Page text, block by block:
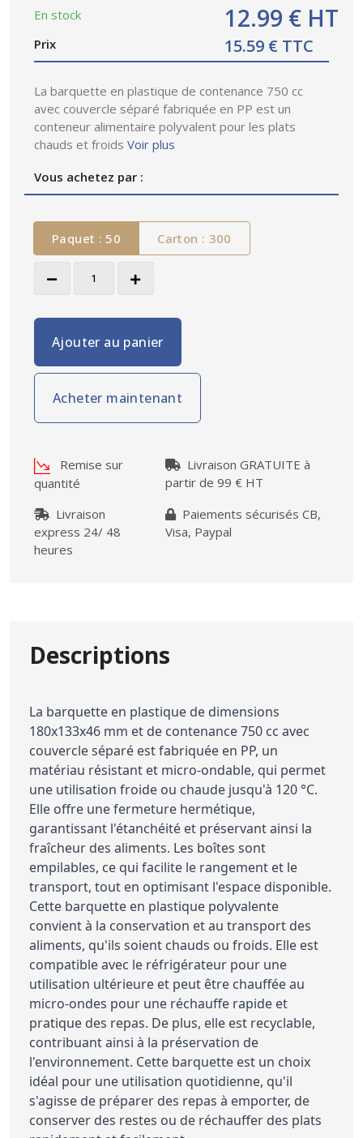
En stock
Prix
12.99 € HT
15.59 € TTC
La barquette en plastique de contenance 750 cc
avec couvercle séparé fabriquée en PP est un
conteneur alimentaire polyvalent pour les plats
chauds et froids Voir plus
Vous achetez par :
Paquet : 50 Carton : 300
Ajouter au panier
Acheter maintenant
Remise sur
quantité
Livraison GRATUITE à
partir de 99 € HT
Livraison
express 24/ 48
heures
Paiements sécurisés CB,
Visa, Paypal
Descriptions
La barquette en plastique de dimensions
180x133x46 mm et de contenance 750 cc avec
couvercle séparé est fabriquée en PP, un
matériau résistant et micro-ondable, qui permet
une utilisation froide ou chaude jusqu'à 120 °C.
Elle offre une fermeture hermétique,
garantissant l'étanchéité et préservant ainsi la
fraîcheur des aliments. Les boîtes sont
empilables, ce qui facilite le rangement et le
transport, tout en optimisant l'espace disponible.
Cette barquette en plastique polyvalente
convient à la conservation et au transport des
aliments, qu'ils soient chauds ou froids. Elle est
compatible avec le réfrigérateur pour une
utilisation ultérieure et peut être chauffée au
micro-ondes pour une réchauffe rapide et
pratique des repas. De plus, elle est recyclable,
contribuant ainsi à la préservation de
l'environnement. Cette barquette est un choix
idéal pour une utilisation quotidienne, qu'il
s'agisse de préparer des repas à emporter, de
conserver des restes ou de réchauffer des plats